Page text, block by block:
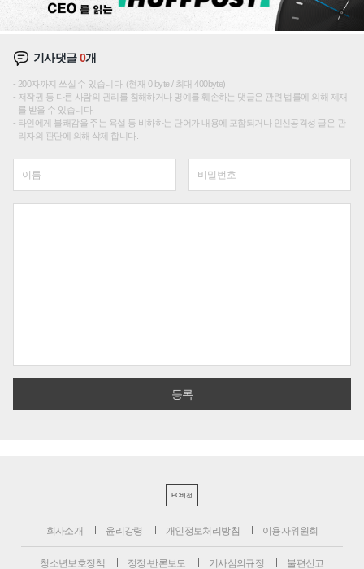
기사댓글0개
200자까지 쓰실 수 있습니다. (현재 0 byte / 최대 400byte)
저작권 등 다른 사람의 권리를 침해하거나 명예를 훼손하는 댓글은 관련 법률에 의해 제재
를 받을 수 있습니다.
타인에게 불쾌감을 주는 욕설 등 비하하는 단어가 내용에 포함되거나 인신공격성 글은 관
리자의 판단에 의해 삭제 합니다.
PC버전
회사소개 윤리강령 개인정보처리방침 이용자위원회
청소년보호정책 정정·반론보도 기사심의규정 불편신고